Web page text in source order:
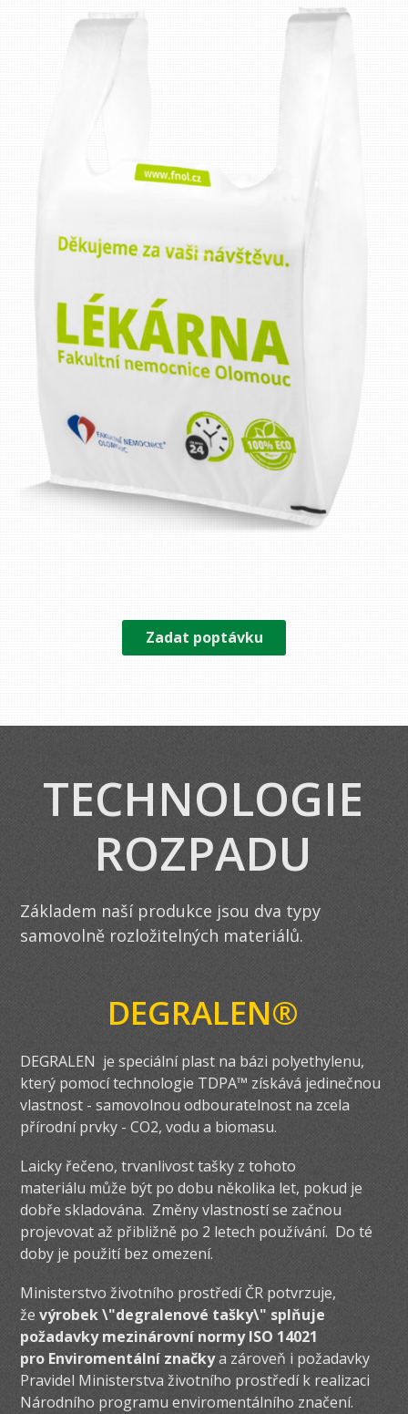
Zadat poptávku
TECHNOLOGIE
ROZPADU
Základem naší produkce jsou dva typy
samovolně rozložitelných materiálů.
DEGRALEN®
DEGRALEN je speciální plast na bázi polyethylenu,
který pomocí technologie TDPA™ získává jedinečnou
vlastnost - samovolnou odbouratelnost na zcela
přírodní prvky - CO2, vodu a biomasu.
Laicky řečeno, trvanlivost tašky z tohoto
materiálu může být po dobu několika let, pokud je
dobře skladována. Změny vlastností se začnou
projevovat až přibližně po 2 letech používání. Do té
doby je použití bez omezení.
Ministerstvo životního prostředí ČR potvrzuje,
ževýrobek \"degralenové tašky\" splňuje
požadavky mezinárovní normy ISO 14021
pro Enviromentální značkya zároveň i požadavky
Pravidel Ministerstva životního prostředí k realizaci
Národního programu enviromentálního značení.